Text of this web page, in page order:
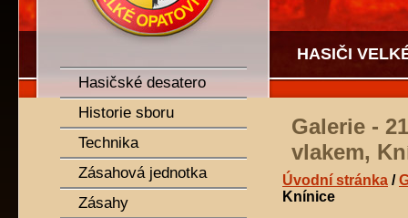
HASIČI
Galerie -
vlakem,
Úvodní stránka /
Knínice
Hasičské desatero
Historie sboru
Technika
Zásahová jednotka
Zásahy